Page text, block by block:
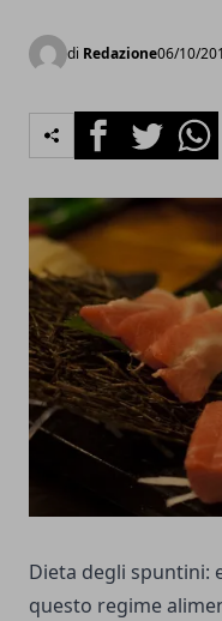
di Redazione06/10/
FacebookTwitter
Dieta degli spuntini:
questo regime